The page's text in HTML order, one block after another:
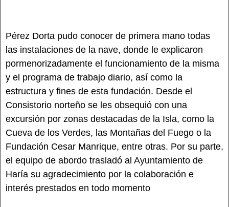
Pérez Dorta pudo conocer de primera mano todas
las instalaciones de la nave, donde le explicaron
pormenorizadamente el funcionamiento de la misma
y el programa de trabajo diario, así como la
estructura y fines de esta fundación. Desde el
Consistorio norteño se les obsequió con una
excursión por zonas destacadas de la Isla, como la
Cueva de los Verdes, las Montañas del Fuego o la
Fundación Cesar Manrique, entre otras. Por su parte,
el equipo de abordo trasladó al Ayuntamiento de
Haría su agradecimiento por la colaboración e
interés prestados en todo momento